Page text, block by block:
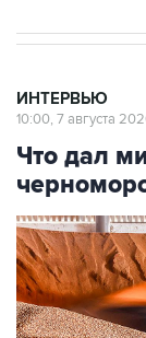
ИНТЕРВЬЮ
10:00, 7 августа
Что дал